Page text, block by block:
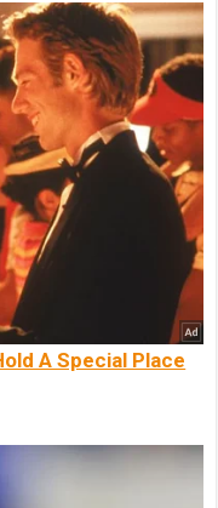
A Special Place